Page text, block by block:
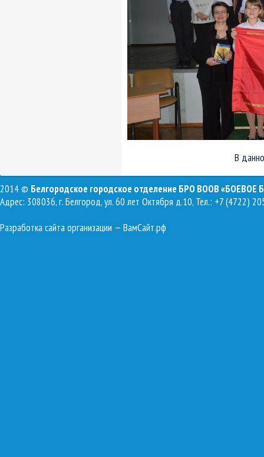
В
2014 © Белгородское городское отделение БРО ВООВ «БОЕВОЕ
Адрес: 308036, г. Белгород, ул. 60 лет Октября д.10, Тел.: +7 (4722)
Разработка сайта организации — ВамСайт.рф